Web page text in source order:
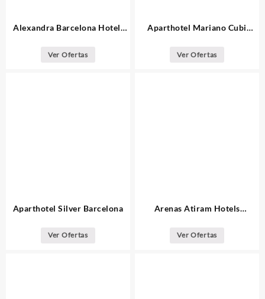
Alexandra Barcelona Hotel,
Ver Ofertas
Aparthotel Mariano Cubi
Ver Ofertas
Aparthotel Silver Barcelona
Ver Ofertas
Arenas Atiram Hotels
Ver Ofertas